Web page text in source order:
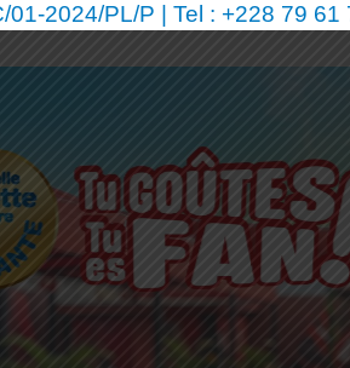
01-2024/PL/P | Tel : +228 79